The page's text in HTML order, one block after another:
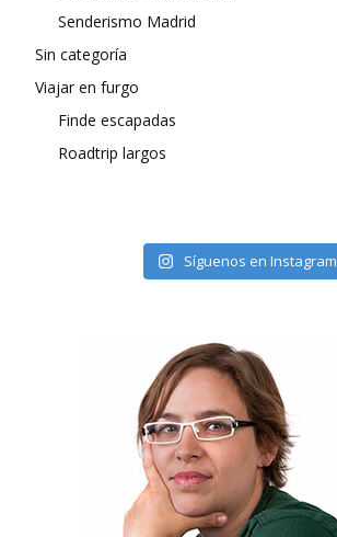
Senderismo Madrid
Sin categoría
Viajar en furgo
Finde escapadas
Roadtrip largos
Síguenos en Instagram